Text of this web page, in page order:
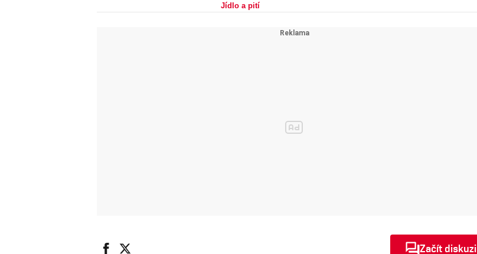
Jídlo a pití
Začít diskuzi